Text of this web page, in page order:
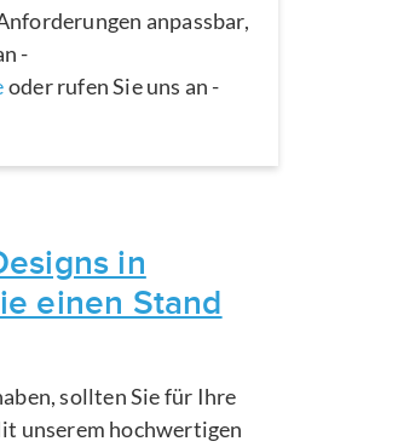
anpassbar,
-
oder rufen Sie uns an -
in
einen Stand
sollten Sie für Ihre
unserem hochwertigen